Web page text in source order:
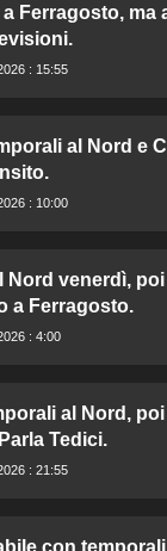
Ferragosto, ma
: 15:55
al Nord e
: 10:00
Nord venerdì,
a Ferragosto.
: 4:00
al Nord,
Tedici.
: 21:55
con